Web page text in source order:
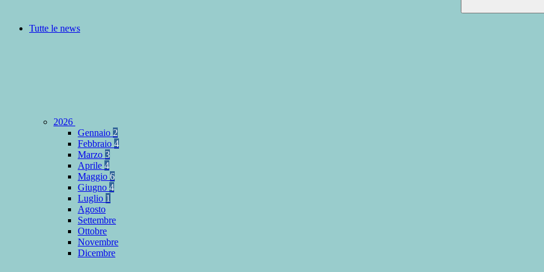
Tutte le news
2026
Gennaio 2
Febbraio 4
Marzo 3
Aprile 4
Maggio 6
Giugno 4
Luglio 1
Agosto
Settembre
Ottobre
Novembre
Dicembre